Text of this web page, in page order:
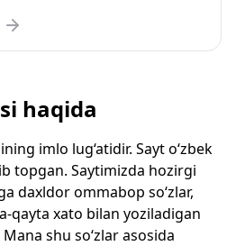
haqida
imlo lug‘atidir. Sayt o‘zbek
topgan. Saytimizda hozirgi
daxldor ommabop so‘zlar,
qayta xato bilan yoziladigan
shu so‘zlar asosida